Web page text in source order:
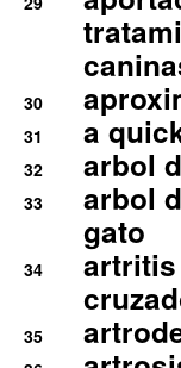
30
31 a
32 arbol
33
arbol
gato
34
artritis
35